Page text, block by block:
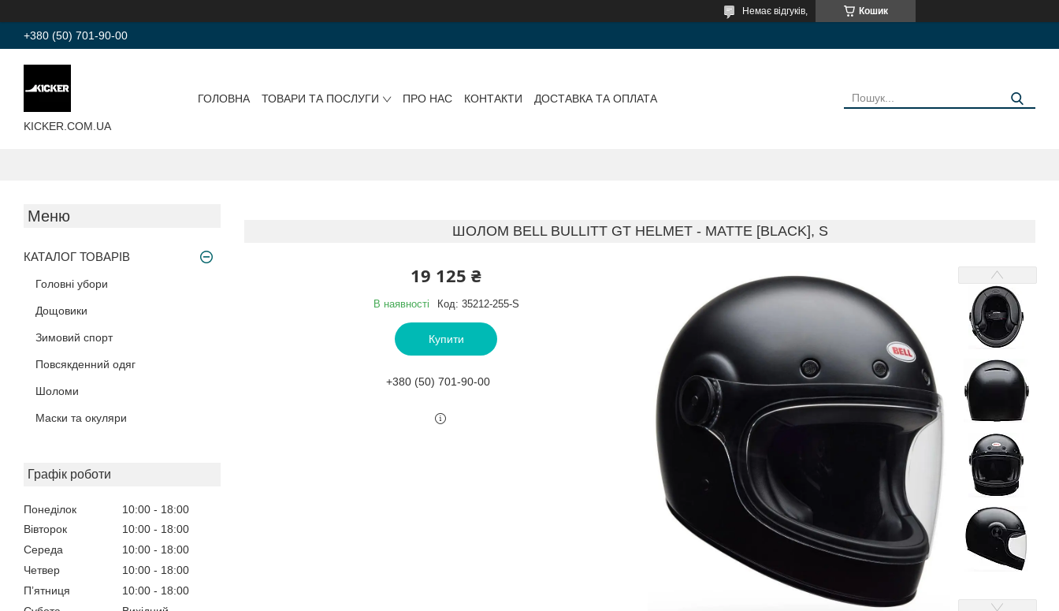
Кошик
Немає відгуків,
+380 (50) 701-90-00
KICKER.COM.UA
ГОЛОВНА ТОВАРИ ТА ПОСЛУГИ ПРО НАС КОНТАКТИ ДОСТАВКА ТА ОПЛАТА
КАТАЛОГ ТОВАРІВ
Головні убори
Дощовики
Зимовий спорт
Повсякденний одяг
Шоломи
Маски та окуляри
Графік роботи
Понеділок 10:00
18:00
Вівторок
10:00
18:00
Середа
10:00
18:00
Четвер
10:00
18:00
Пʼятниця
10:00
18:00
ШОЛОМ BELL BULLITT GT HELMET - MATTE [BLACK], S
19 125 ₴
В наявності Код: 35212-255-S
Купити
+380 (50) 701-90-00